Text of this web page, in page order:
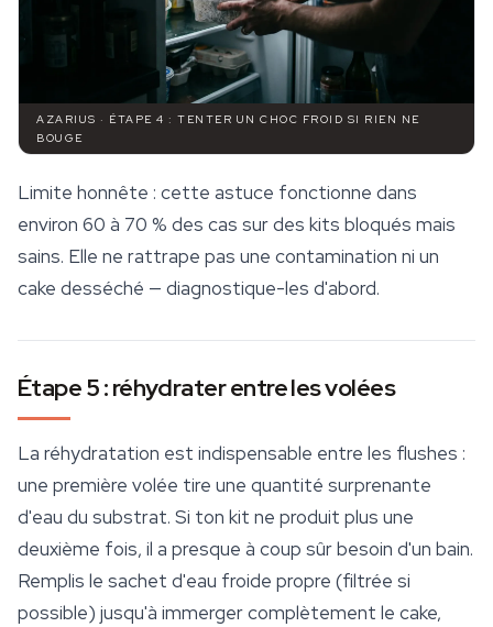
AZARIUS · ÉTAPE 4 : TENTER UN CHOC FROID SI RIEN NE
BOUGE
Limite honnête : cette astuce fonctionne dans
environ 60 à 70 % des cas sur des kits bloqués mais
sains. Elle ne rattrape pas une contamination ni un
cake desséché — diagnostique-les d'abord.
Étape 5 : réhydrater entre les volées
La réhydratation est indispensable entre les flushes :
une première volée tire une quantité surprenante
d'eau du substrat. Si ton kit ne produit plus une
deuxième fois, il a presque à coup sûr besoin d'un bain.
Remplis le sachet d'eau froide propre (filtrée si
possible) jusqu'à immerger complètement le cake,